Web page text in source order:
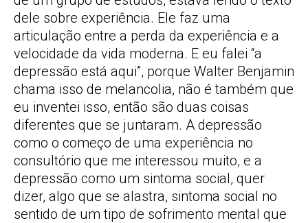
dele sobre experiência. Ele faz uma
articulação entre a perda da experiência e a
velocidade da vida moderna. E eu falei “a
depressão está aqui”, porque Walter Benjamin
chama isso de melancolia, não é também que
eu inventei isso, então são duas coisas
diferentes que se juntaram. A depressão
como o começo de uma experiência no
consultório que me interessou muito, e a
depressão como um sintoma social, quer
dizer, algo que se alastra, sintoma social no
sentido de um tipo de sofrimento mental que